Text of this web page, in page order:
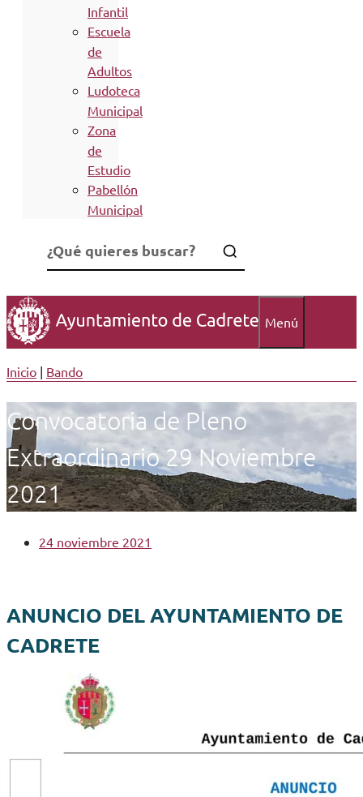
Infantil
Escuela
de
Adultos
Ludoteca
Municipal
Zona
de
Estudio
Pabellón
Municipal
Menú
Inicio | Bando
Convocatoria de Pleno
Extraordinario 29 Noviembre
2021
24 noviembre 2021
ANUNCIO DEL AYUNTAMIENTO DE
CADRETE